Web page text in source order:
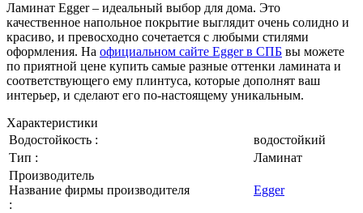
Ламинат Egger – идеальный выбор для дома. Это
качественное напольное покрытие выглядит очень солидно и
красиво, и превосходно сочетается с любыми стилями
оформления. На официальном сайте Egger в СПБ вы можете
по приятной цене купить самые разные оттенки ламината и
соответствующего ему плинтуса, которые дополнят ваш
интерьер, и сделают его по-настоящему уникальным.
Характеристики
Водостойкость :
водостойкий
Тип :
Ламинат
Производитель
Название фирмы производителя
:
Egger